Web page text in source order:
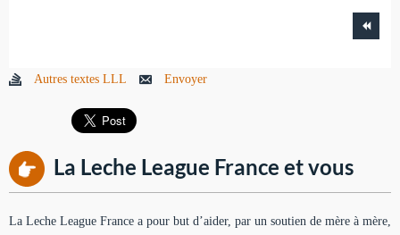
Autres textes LLL Envoyer
La Leche League France et vous
La Leche League France a pour but d’aider, par un soutien de mère à mère,